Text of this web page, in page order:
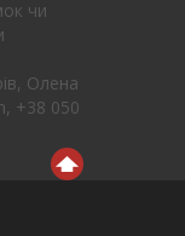
чи
Олена
+38 050